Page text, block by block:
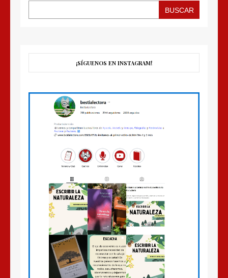
BUSCAR
¡SÍGUENOS EN INSTAGRAM!